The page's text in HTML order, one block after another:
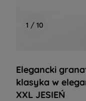
1 / 10
Elegancki
klasyka w
XXL JESIEŃ